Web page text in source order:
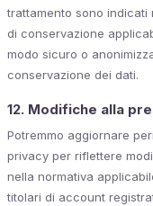
trattamento sono indicati
di conservazione
modo sicuro o
conservazione dei dati.
12. Modifiche alla
Potremmo aggiornare
privacy per riflettere
nella normativa
titolari di account